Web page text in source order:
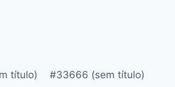
título)
#33666 (sem título)